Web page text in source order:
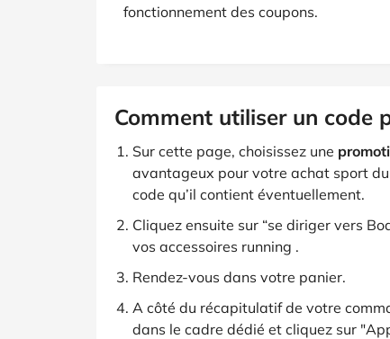
fonctionnement des coupons.
Comment utiliser un code
Sur cette page, choisissez une
avantageux pour votre achat sport du
code qu’il contient éventuellement.
Cliquez ensuite sur “se diriger vers
vos accessoires running .
Rendez-vous dans votre panier.
A côté du récapitulatif de votre
dans le cadre dédié et cliquez sur